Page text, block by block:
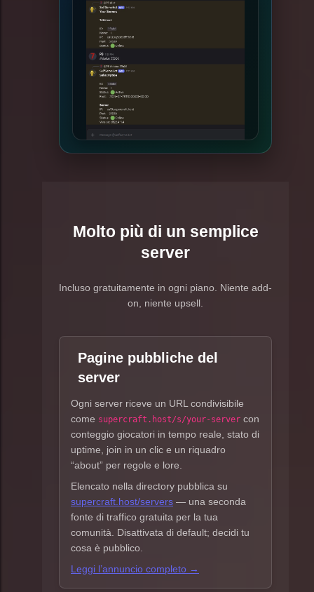
Molto più di un semplice
server
Incluso gratuitamente in ogni piano. Niente add-
on, niente upsell.
Pagine pubbliche del
server
Ogni server riceve un URL condivisibile
come supercraft.host/s/your-server con
conteggio giocatori in tempo reale, stato di
uptime, join in un clic e un riquadro
“about” per regole e lore.
Elencato nella directory pubblica su
supercraft.host/servers — una seconda
fonte di traffico gratuita per la tua
comunità. Disattivata di default; decidi tu
cosa è pubblico.
Leggi l’annuncio completo →